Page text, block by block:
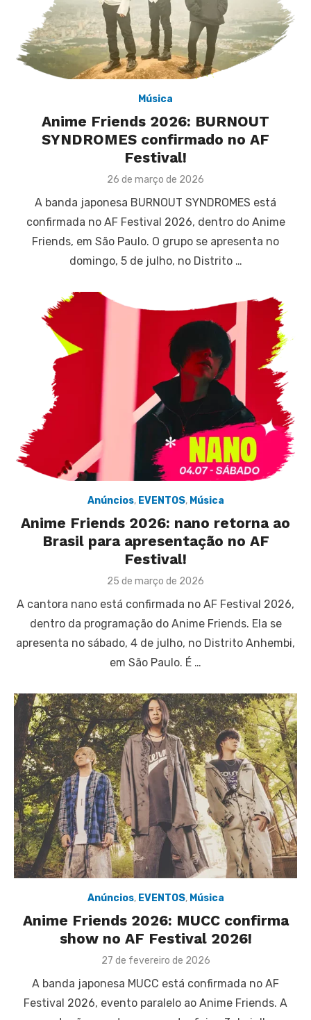
Música
Anime Friends 2026: BURNOUT
SYNDROMES confirmado no AF
Festival!
Posted
26 de março de 2026
A banda japonesa BURNOUT SYNDROMES está
confirmada no AF Festival 2026, dentro do Anime
Friends, em São Paulo. O grupo se apresenta no
domingo, 5 de julho, no Distrito …
Anúncios, EVENTOS, Música
Anime Friends 2026: nano retorna ao
Brasil para apresentação no AF
Festival!
Posted
25 de março de 2026
A cantora nano está confirmada no AF Festival 2026,
dentro da programação do Anime Friends. Ela se
apresenta no sábado, 4 de julho, no Distrito Anhembi,
em São Paulo. É …
Anúncios, EVENTOS, Música
Anime Friends 2026: MUCC confirma
show no AF Festival 2026!
Posted
27 de fevereiro de 2026
A banda japonesa MUCC está confirmada no AF
Festival 2026, evento paralelo ao Anime Friends. A